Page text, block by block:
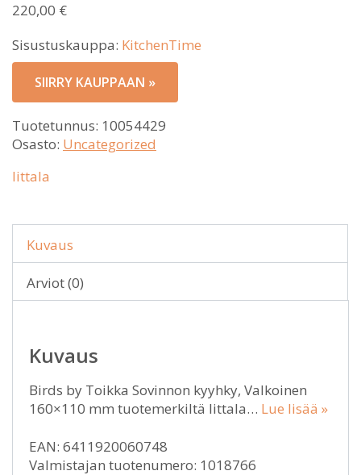
220,00 €
Sisustuskauppa: KitchenTime
SIIRRY KAUPPAAN »
Tuotetunnus: 10054429
Osasto: Uncategorized
Iittala
Kuvaus
Arviot (0)
Kuvaus
Birds by Toikka Sovinnon kyyhky, Valkoinen
160×110 mm tuotemerkiltä Iittala… Lue lisää »
EAN: 6411920060748
Valmistajan tuotenumero: 1018766